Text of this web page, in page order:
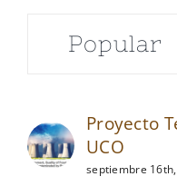
Popular
Proyecto
UCO
septiembre